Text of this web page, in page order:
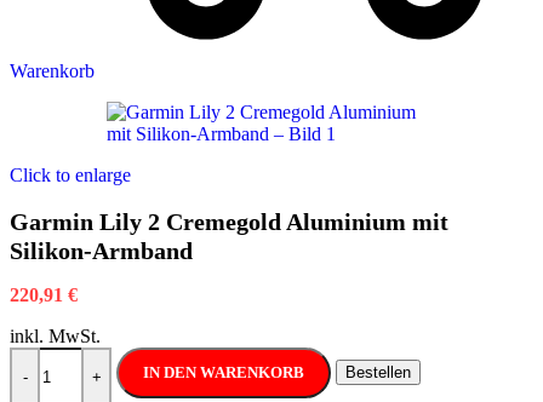
Warenkorb
Click to enlarge
Garmin Lily 2 Cremegold Aluminium mit
Silikon-Armband
220,91 €
inkl. MwSt.
-
Garmin Lily 2 Cremegold Aluminium mit Silikon-Armband Menge
+ IN DEN WARENKORB Bestellen